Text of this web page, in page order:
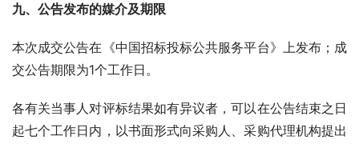
九、公告发布的媒介及期限
本次成交公告在《中国招标投标公共服务平台》上发布；成
交公告期限为1个工作日。
各有关当事人对评标结果如有异议者，可以在公告结束之日
起七个工作日内，以书面形式向采购人、采购代理机构提出